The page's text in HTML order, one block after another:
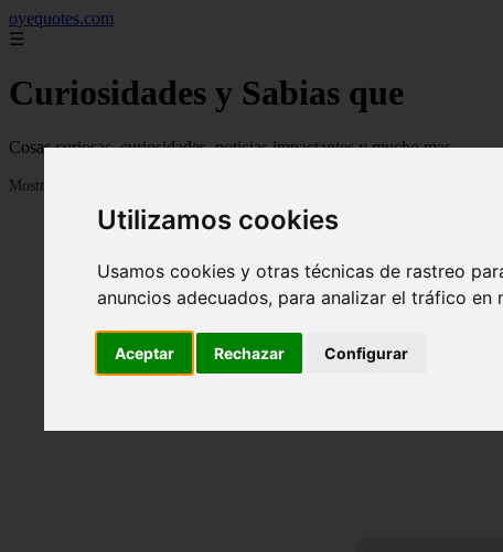
Utilizamos cookies
Usamos cookies y otras técnicas de rastreo
anuncios adecuados, para analizar el tráfico
Aceptar Rechazar Configurar
oyequotes.com
☰
Curiosidades y Sabias que
Cosas curiosas, curiosidades, noticias impactantes y mucho mas
Mostrando 1 - 24 de 2834 artículos